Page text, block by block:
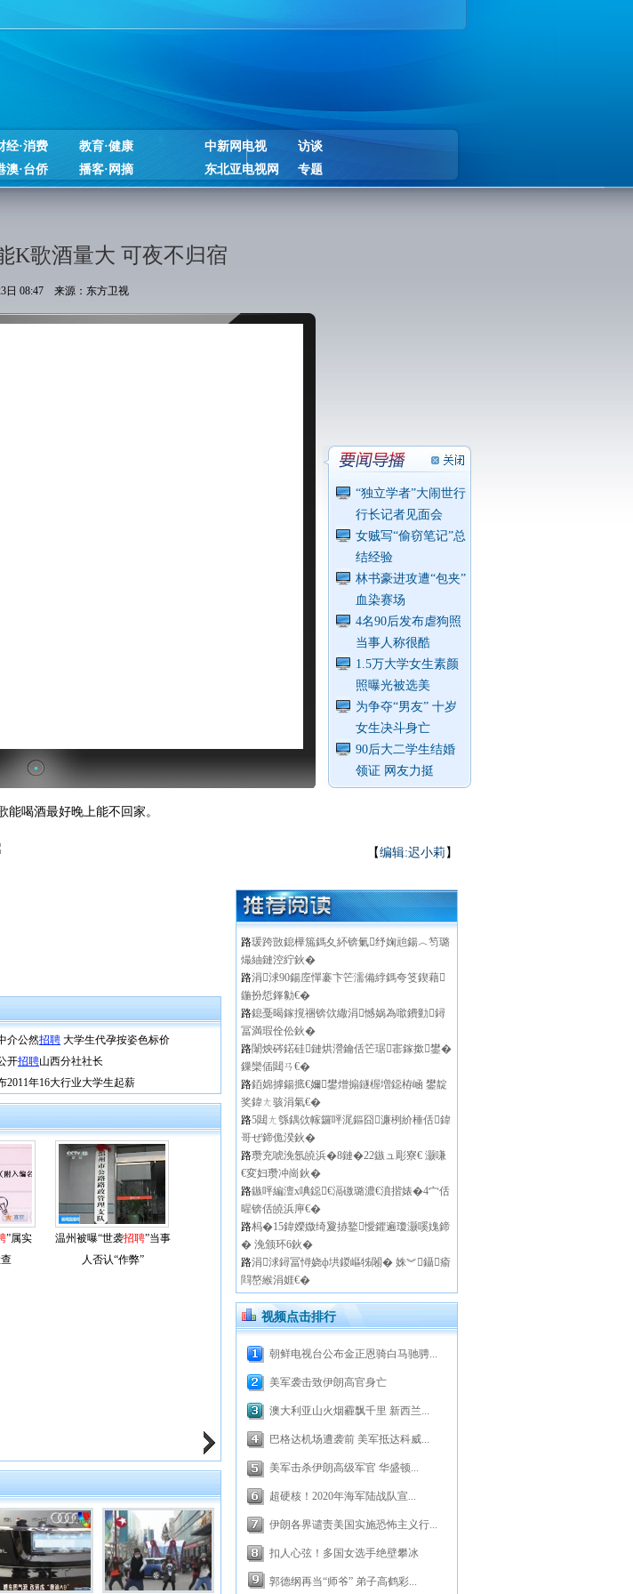
经·消费
教育·健康
澳·台侨 播客·网摘
中新网电视
访谈
东北亚电视网
专题
K歌酒量大 可夜不归宿
日 08:47 来源：东方卫视
“独立学者”大闹世行
行长记者见面会
女贼写“偷窃笔记”总
结经验
林书豪进攻遭“包夹”
血染赛场
4名90后发布虐狗照
当事人称很酷
1.5万大学女生素颜
照曝光被选美
为争夺“男友” 十岁
女生决斗身亡
90后大二学生结婚
领证 网友力挺
喝酒最好晚上能不回家。
【编辑:迟小莉 】
介公然招聘 大学生代孕按姿色标价
开招聘山西分社社长
2011年16大行业大学生起薪
”属实
温州被曝“世袭招聘”当事
人否认“作弊”
路瑗跨敳鎴樺箷鎷夊紑锛氭纾婅兘鍚︿笉璐
熶紬鏈涳紵鈥�
路涓浗90鍚庢憚褰卞笀濡備綍鎷夸笅鍥藉
鍦扮悊鎽勨€�
路鎴戞暍鎵撹祵锛佽繖涓憾娲為噷鐨勭鐞
冨満瑕佺伀鈥�
路闈炴硶鍩硅鏈烘瀯鑰佸笀琚寚鎵撳鐢�
鏁欒偛閮ㄢ€�
路銆婂摢鍚掋€嬭鐢熷搧鐩楃増鐚栫崡 鐢靛
奖鍏ㄤ骇涓氣€�
路5閮ㄤ綔鍝佽幏鑼呯浘鏂囧濂栵紒棰佸鍏
哥ぜ鍗佹湀鈥�
路瓒充唬浼氬皢浜�8鏈�22鏃ュ彫寮€ 灏嗛
€変妇瓒冲崗鈥�
路鏃呯編澶х唺鐚€滆礉璐濃€濆揩婊�4宀佸
暒锛佸皢浜庘€�
路杩�15鍏嬫媺绮夐捇鐜懓鑺遍瓊灏嗘媿鍗
� 浼颁环6鈥�
路涓浗鐞冨憳娆ф垬鍐嶇牬闂� 姝︾鑷瘉
閰嶅緱涓娾€�
视频点击排行
朝鲜电视台公布金正恩骑白马驰骋...
美军袭击致伊朗高官身亡
澳大利亚山火烟霾飘千里 新西兰...
巴格达机场遭袭前 美军抵达科威...
美军击杀伊朗高级军官 华盛顿...
超硬核！2020年海军陆战队宣...
伊朗各界谴责美国实施恐怖主义行...
扣人心弦！多国女选手绝壁攀冰
郭德纲再当“师爷” 弟子高鹤彩...